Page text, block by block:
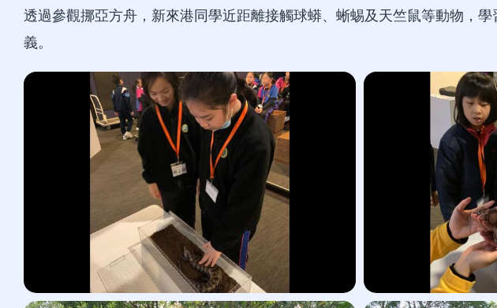
透過參觀挪亞方舟，新來港同學近距離接觸球蟒、蜥蜴及天竺鼠等動物，
義。